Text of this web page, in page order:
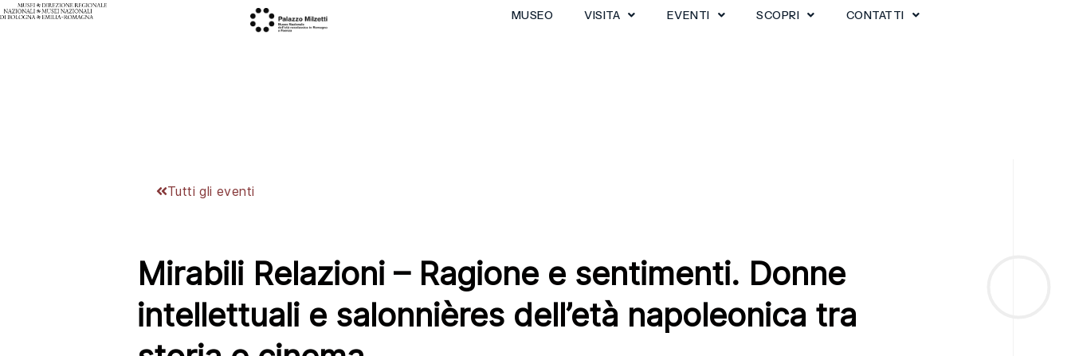
MUSEO VISITA EVENTI SCOPRI CONTATTI
Tutti gli eventi
Mirabili Relazioni – Ragione e sentimenti. Donne
intellettuali e salonnières dell’età napoleonica tra